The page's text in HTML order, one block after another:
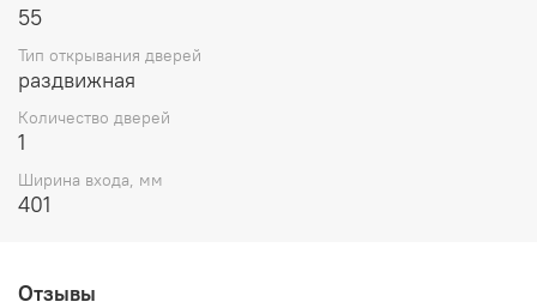
55
Тип открывания дверей
раздвижная
Количество дверей
1
Ширина входа, мм
401
Отзывы